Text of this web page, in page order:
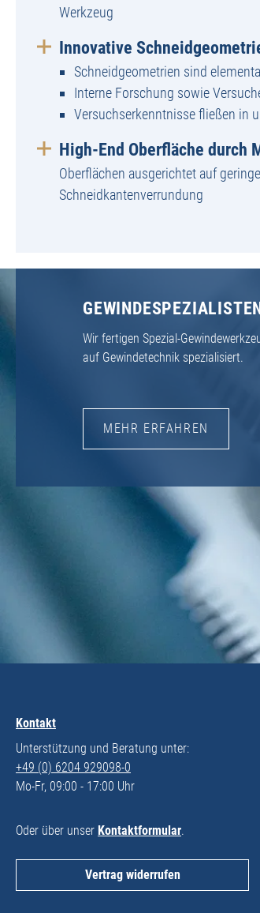
Werkzeug
Innovative
Schneidgeometrien sind
Interne Forschung sowie
Versuchserkenntnisse fließen in
High-End Oberfläche durch
Oberflächen ausgerichtet auf
Schneidkantenverrundung
Wir fertigen Spezial-
auf Gewindetechnik spezialisiert.
MEHR ERFAHREN
Kontakt
Unterstützung und Beratung unter:
+49 (0) 6204 929098-0
Mo-Fr, 09:00 - 17:00 Uhr
Oder über unser Kontaktformular.
Vertrag widerrufen